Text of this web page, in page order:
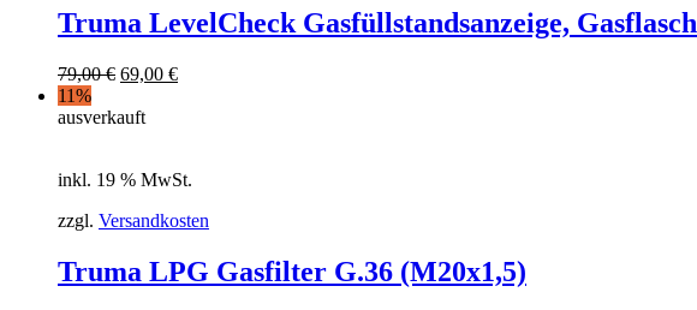
Truma LevelCheck Gasfüllstandsanzeige,
79,00€ 69,00 €
11%
ausverkauft
inkl. 19 % MwSt.
zzgl. Versandkosten
Truma LPG Gasfilter G.36 (M20x1,5)